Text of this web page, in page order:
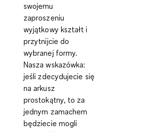
swojemu
zaproszeniu
wyjątkowy kształt i
przytnijcie do
wybranej formy.
Nasza wskazówka:
jeśli zdecydujecie się
na arkusz
prostokątny, to za
jednym zamachem
będziecie mogli